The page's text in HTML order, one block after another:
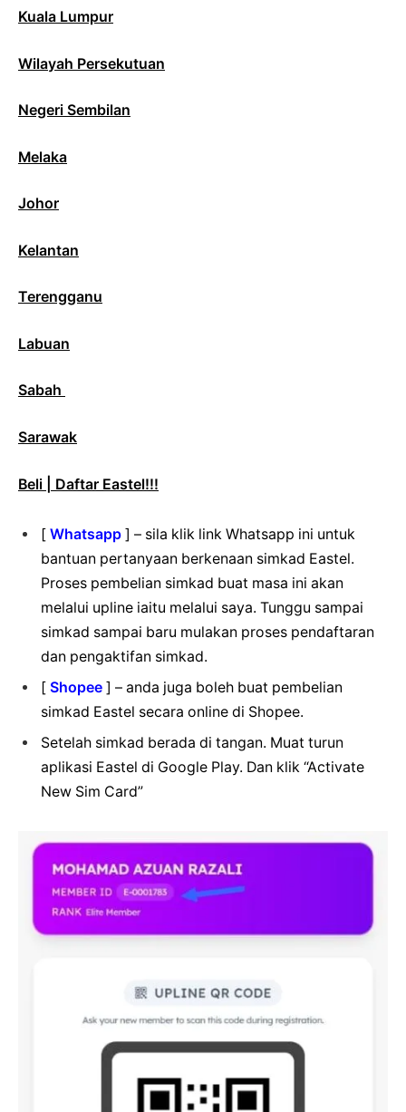
Kuala Lumpur
Wilayah Persekutuan
Negeri Sembilan
Melaka
Johor
Kelantan
Terengganu
Labuan
Sabah
Sarawak
Beli | Daftar Eastel!!!
[ Whatsapp ] – sila klik link Whatsapp ini untuk
bantuan pertanyaan berkenaan simkad Eastel.
Proses pembelian simkad buat masa ini akan
melalui upline iaitu melalui saya. Tunggu sampai
simkad sampai baru mulakan proses pendaftaran
dan pengaktifan simkad.
[ Shopee ] – anda juga boleh buat pembelian
simkad Eastel secara online di Shopee.
Setelah simkad berada di tangan. Muat turun
aplikasi Eastel di Google Play. Dan klik “Activate
New Sim Card”